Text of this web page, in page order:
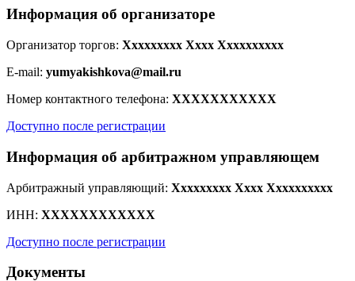
Информация об организаторе
Организатор торгов: Xxxxxxxxx Xxxx Xxxxxxxxxx
E-mail: yumyakishkova@mail.ru
Номер контактного телефона: XXXXXXXXXXX
Доступно после регистрации
Информация об арбитражном управляющем
Арбитражный управляющий: Xxxxxxxxx Xxxx Xxxxxxxxxx
ИНН: XXXXXXXXXXXX
Доступно после регистрации
Документы